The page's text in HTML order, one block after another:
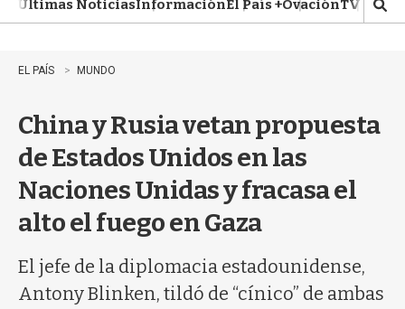
n
uÚltimas NoticiasInformaciónEl País +OvaciónTV Show
M
o
b
EL PAÍS MUNDO
China y Rusia vetan propuesta
de Estados Unidos en las
Naciones Unidas y fracasa el
alto el fuego en Gaza
El jefe de la diplomacia estadounidense,
Antony Blinken, tildó de “cínico” de ambas